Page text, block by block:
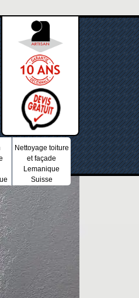
Nettoyage toiture
et façade
Lemanique
Suisse